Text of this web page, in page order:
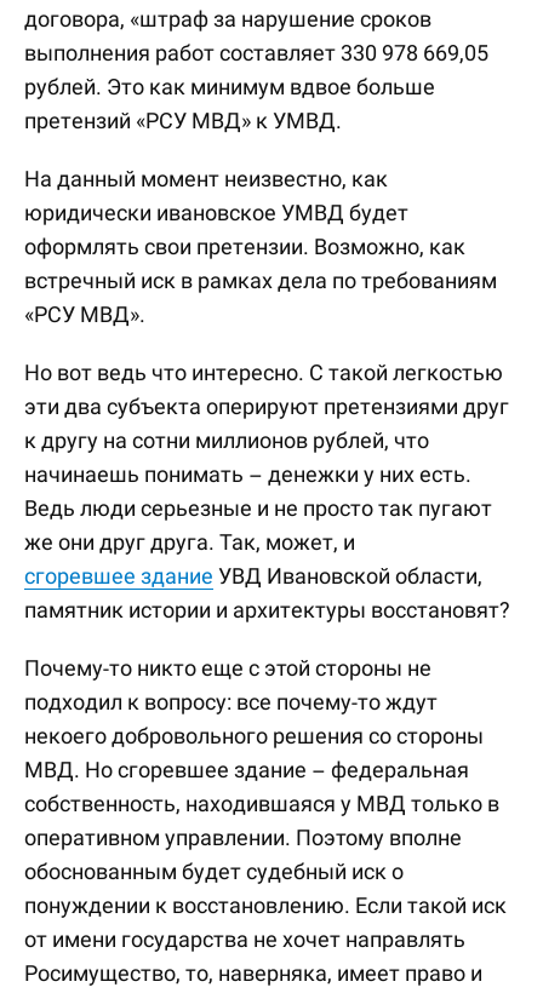
договора, «штраф за нарушение сроков
выполнения работ составляет 330 978 669,05
рублей. Это как минимум вдвое больше
претензий «РСУ МВД» к УМВД.
На данный момент неизвестно, как
юридически ивановское УМВД будет
оформлять свои претензии. Возможно, как
встречный иск в рамках дела по требованиям
«РСУ МВД».
Но вот ведь что интересно. С такой легкостью
эти два субъекта оперируют претензиями друг
к другу на сотни миллионов рублей, что
начинаешь понимать – денежки у них есть.
Ведь люди серьезные и не просто так пугают
же они друг друга. Так, может, и
сгоревшее здание УВД Ивановской области,
памятник истории и архитектуры восстановят?
Почему-то никто еще с этой стороны не
подходил к вопросу: все почему-то ждут
некоего добровольного решения со стороны
МВД. Но сгоревшее здание – федеральная
собственность, находившаяся у МВД только в
оперативном управлении. Поэтому вполне
обоснованным будет судебный иск о
понуждении к восстановлению. Если такой иск
от имени государства не хочет направлять
Росимущество, то, наверняка, имеет право и